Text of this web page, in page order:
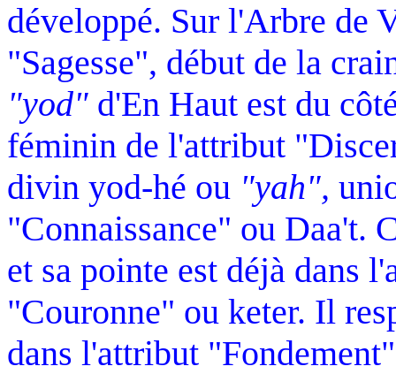
développé. Sur l'Arbre de
"Sagesse", début de la
"yod" d'En Haut est du
féminin de l'attribut
divin yod-hé ou "yah",
"Connaissance" ou Daa't.
et sa pointe est déjà dans
"Couronne" ou keter. Il
dans l'attribut